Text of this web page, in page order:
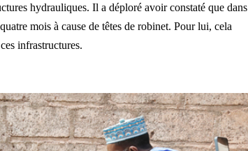
hydrauliques. Il a déploré avoir constaté que dans
mois à cause de têtes de robinet. Pour lui, cela
infrastructures.